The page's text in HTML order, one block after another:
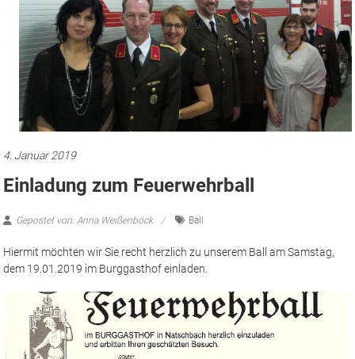
4. Januar 2019
Einladung zum Feuerwehrball
Gepostet von: Anna Weißenböck Ball
Hiermit möchten wir Sie recht herzlich zu unserem Ball am Samstag,
dem 19.01.2019 im Burggasthof einladen.